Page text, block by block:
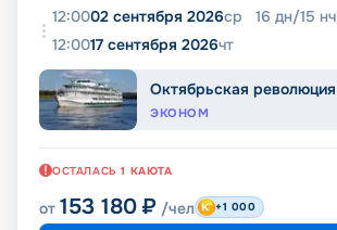
12:0002 сентября 2026ср 16 дн/15 нч
12:0017 сентября 2026чт
Октябрьская революция
ЭКОНОМ
ОСТАЛАСЬ 1 КАЮТА
от 153 180 ₽ /чел +1 000